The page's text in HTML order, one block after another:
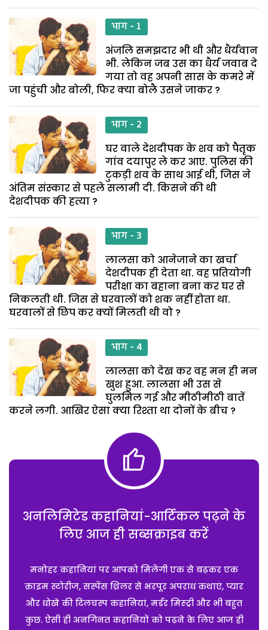
भाग - 1
अंजलि समझदार भी थी और धैर्यवान
भी. लेकिन जब उस का धैर्य जवाब दे
गया तो वह अपनी सास के कमरे में
जा पहुंची और बोली, फिर क्या बोलै उसने जाकर ?
भाग - 2
घर वाले देशदीपक के शव को पैतृक
गांव दयापुर ले कर आए. पुलिस की
टुकड़ी शव के साथ आई थी, जिस ने
अंतिम संस्कार से पहले सलामी दी. किसने की थी
देशदीपक की हत्या ?
भाग - 3
लालसा को आनेजाने का खर्चा
देशदीपक ही देता था. वह प्रतियोगी
परीक्षा का बहाना बना कर घर से
निकलती थी. जिस से घरवालों को शक नहीं होता था.
घरवालों से छिप कर क्यों मिलती थी वो ?
भाग - 4
लालसा को देख कर वह मन ही मन
खुश हुआ. लालसा भी उस से
घुलमिल गई और मीठीमीठी बातें
करने लगी. आखिर ऐसा क्या रिश्ता था दोनों के बीच ?
अनलिमिटेड कहानियां-आर्टिकल पढ़ने के
लिए आज ही सब्सक्राइब करें
मनोहर कहानियां पर आपको मिलेंगी एक से बढ़कर एक
क्राइम स्टोरीज, सस्पेंस थ्रिलर से भरपूर अपराध कथाएं, प्यार
और धोखे की दिलचस्प कहानियां, मर्डर मिस्ट्री और भी बहुत
कुछ. ऐसी ही अनगिनत कहानियों को पढ़ने के लिए आज ही